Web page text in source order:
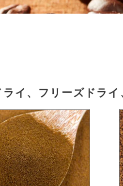
イ、フリーズドラ